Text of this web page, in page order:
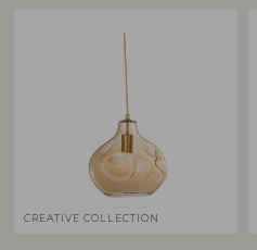
CREATIVE COLLECTION